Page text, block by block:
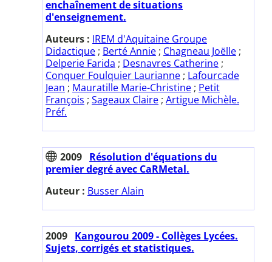
enchaînement de situations
d'enseignement.
Auteurs : IREM d'Aquitaine Groupe
Didactique ; Berté Annie ; Chagneau Joëlle ;
Delperie Farida ; Desnavres Catherine ;
Conquer Foulquier Laurianne ; Lafourcade
Jean ; Mauratille Marie-Christine ; Petit
François ; Sageaux Claire ; Artigue Michèle.
Préf.
2009 Résolution d'équations du
premier degré avec CaRMetal.
Auteur : Busser Alain
2009 Kangourou 2009 - Collèges Lycées.
Sujets, corrigés et statistiques.